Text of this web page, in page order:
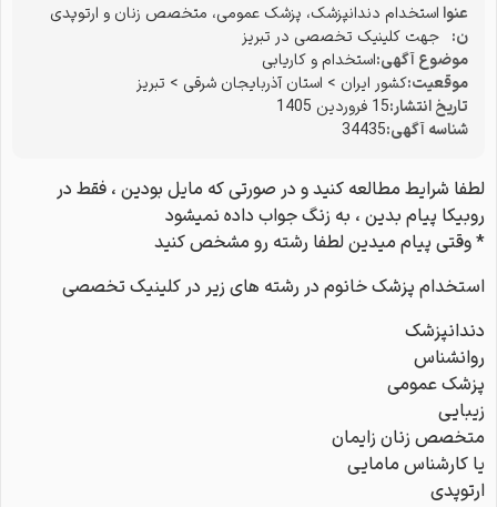
عنوا
ن:
استخدام دندانپزشک، پزشک عمومی، متخصص زنان و ارتوپدی
جهت کلینیک تخصصی در تبریز
موضوع آگهی:استخدام و کاریابی
موقعیت:کشور ایران > استان آذربایجان شرقی > تبریز
تاریخ انتشار:15 فروردین 1405
شناسه آگهی:34435
لطفا شرایط مطالعه کنید و در صورتی که مایل بودین ، فقط در
روبیکا پیام بدین ، به زنگ جواب داده نمیشود
* وقتی پیام میدین لطفا رشته رو مشخص کنید
استخدام پزشک خانوم در رشته های زیر در کلینیک تخصصی
دندانپزشک
روانشناس
پزشک عمومی
زیبایی
متخصص زنان زایمان
یا کارشناس مامایی
ارتوپدی